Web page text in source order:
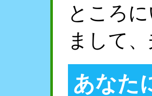
ところ
まして
あなた